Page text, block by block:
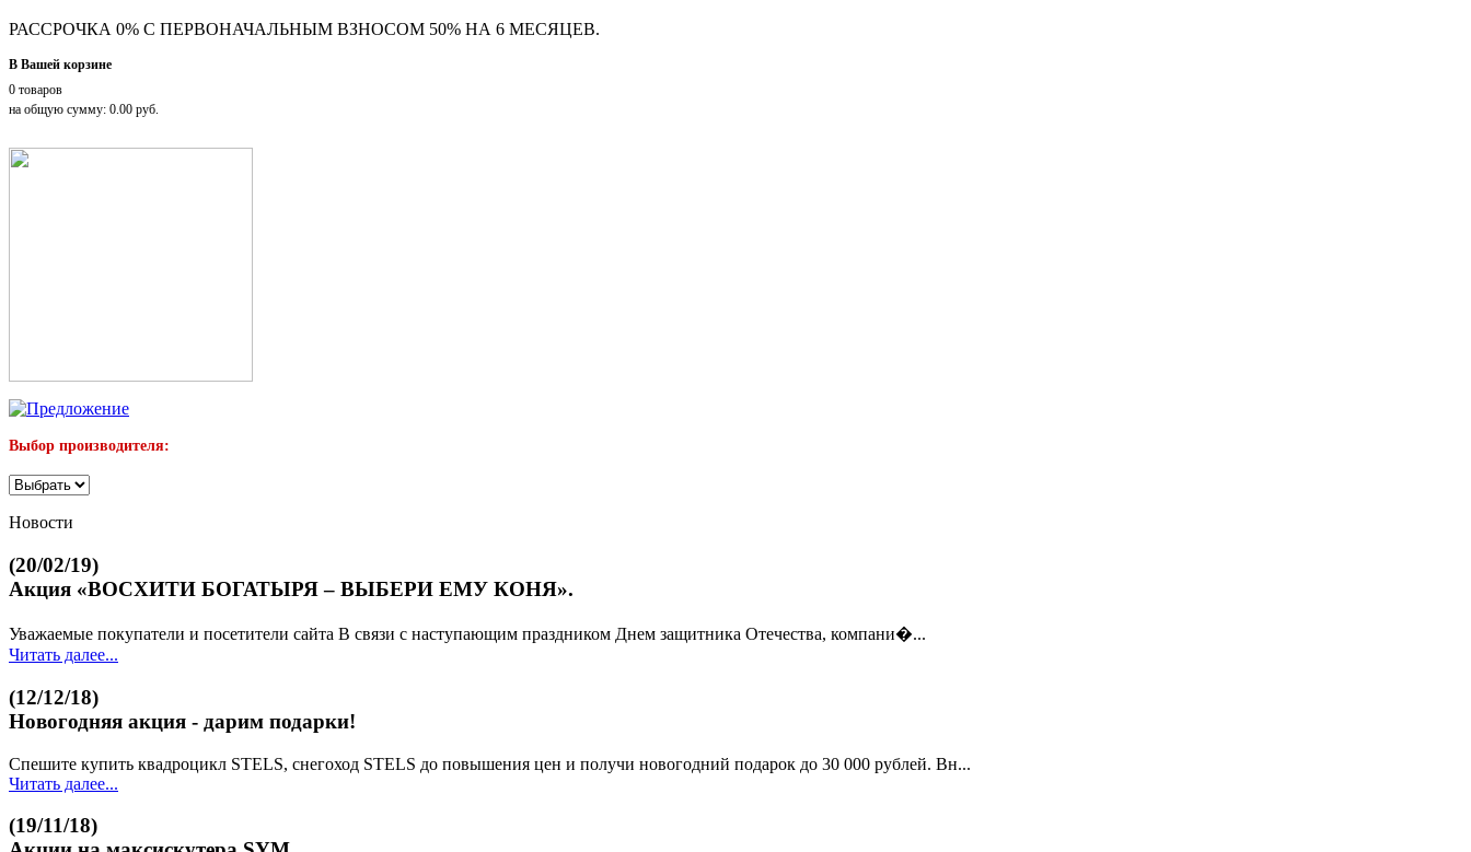
РАССРОЧКА 0% С ПЕРВОНАЧАЛЬНЫМ ВЗНОСОМ 50% НА 6 МЕСЯЦЕВ.
В Вашей корзине
0 товаров
на общую сумму: 0.00 руб.
Выбор производителя:
Новости
(20/02/19)
Акция «ВОСХИТИ БОГАТЫРЯ – ВЫБЕРИ ЕМУ КОНЯ».
Уважаемые покупатели и посетители сайта В связи с наступающим праздником Днем защитника Отечества, компани�...
Читать далее...
(12/12/18)
Новогодняя акция - дарим подарки!
Спешите купить квадроцикл STELS, снегоход STELS до повышения цен и получи новогодний подарок до 30 000 рублей. Вн...
Читать далее...
(19/11/18)